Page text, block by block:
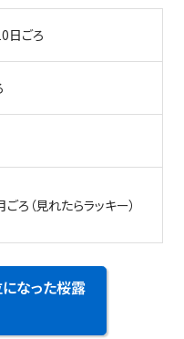
日ごろ
ろ（見れたらラッキー）
なった桜露